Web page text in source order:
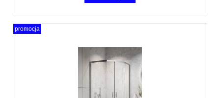
promocja